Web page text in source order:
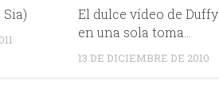
El dulce vídeo de Duffy
en una sola toma…
13 DE DICIEMBRE DE 2010